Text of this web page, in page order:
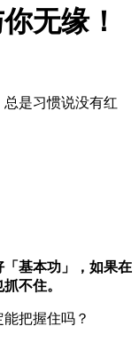
无缘！
是习惯说没有红
基本功」，如果在
不住。
把握住吗？